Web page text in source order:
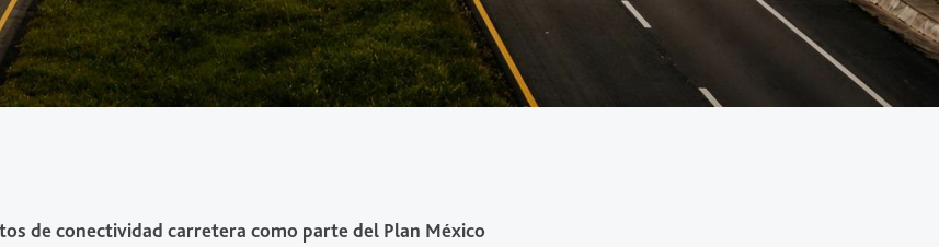
de conectividad carretera como parte del Plan México